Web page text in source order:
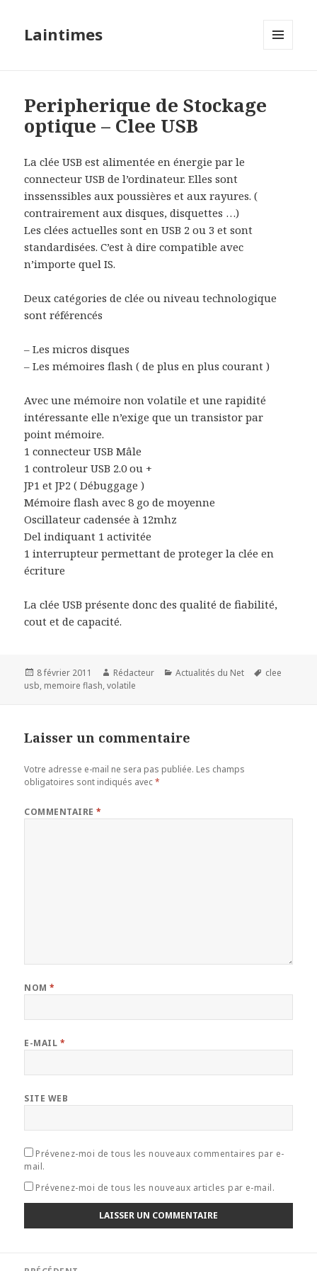
Laintimes
Peripherique de Stockage
optique – Clee USB
La clée USB est alimentée en énergie par le
connecteur USB de l’ordinateur. Elles sont
inssenssibles aux poussières et aux rayures. (
contrairement aux disques, disquettes …)
Les clées actuelles sont en USB 2 ou 3 et sont
standardisées. C’est à dire compatible avec
n’importe quel IS.
Deux catégories de clée ou niveau technologique
sont référencés
– Les micros disques
– Les mémoires flash ( de plus en plus courant )
Avec une mémoire non volatile et une rapidité
intéressante elle n’exige que un transistor par
point mémoire.
1 connecteur USB Mâle
1 controleur USB 2.0 ou +
JP1 et JP2 ( Débuggage )
Mémoire flash avec 8 go de moyenne
Oscillateur cadensée à 12mhz
Del indiquant 1 activitée
1 interrupteur permettant de proteger la clée en
écriture
La clée USB présente donc des qualité de fiabilité,
cout et de capacité.
Publié
le
8 février 2011 Auteur
Rédacteur Catégories
Actualités du Net
Mots-
clee
usb, memoire flash,volatile
Laisser un commentaire
Votre adresse e-mail ne sera pas publiée. Les champs
obligatoires sont indiqués avec*
COMMENTAIRE*
NOM*
E-MAIL *
SITE WEB
Prévenez-moi de tous les nouveaux commentaires par e-
mail.
Prévenez-moi de tous les nouveaux articles par e-mail.